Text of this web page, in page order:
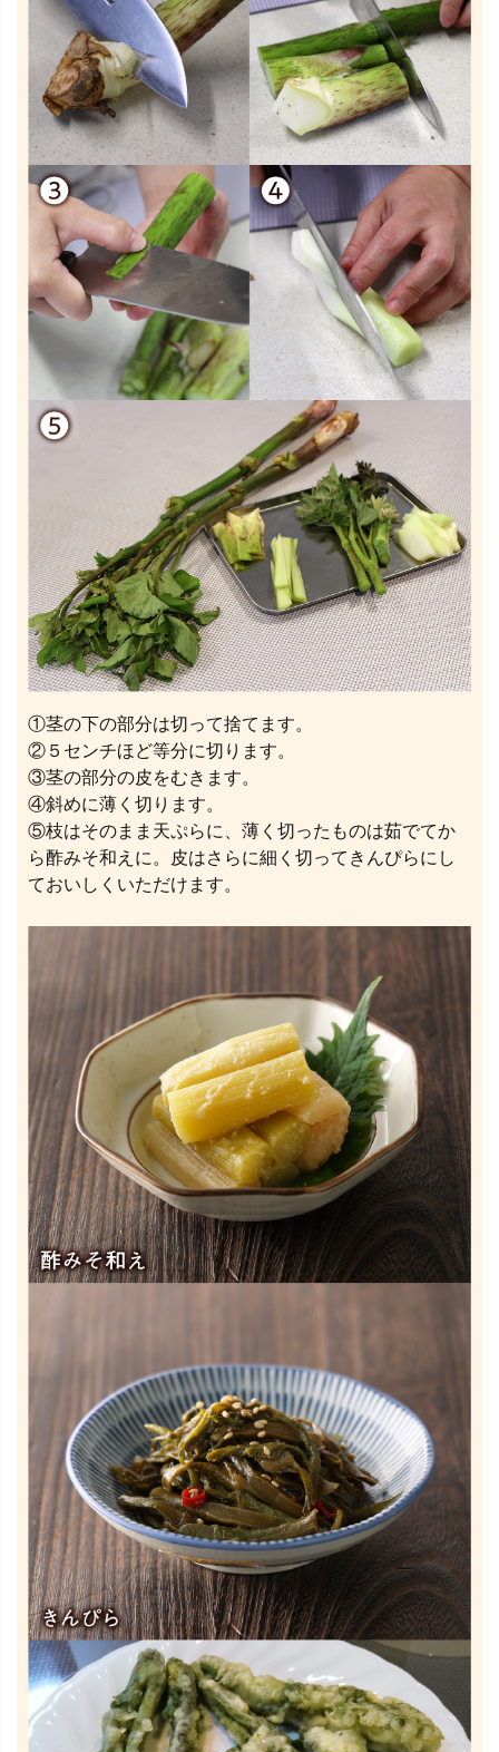
①茎の下の部分は切って捨てます。
②５センチほど等分に切ります。
③茎の部分の皮をむきます。
④斜めに薄く切ります。
⑤枝はそのまま天ぷらに、薄く切ったものは茹でてか
ら酢みそ和えに。皮はさらに細く切ってきんぴらにし
ておいしくいただけます。